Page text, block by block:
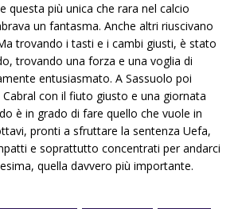
questa più unica che rara nel calcio
un fantasma. Anche altri riuscivano
trovando i tasti e i cambi giusti, è stato
trovando una forza e una voglia di
entusiasmato. A Sassuolo poi
con il fiuto giusto e una giornata
è in grado di fare quello che vuole in
pronti a sfruttare la sentenza Uefa,
e soprattutto concentrati per andarci
quella davvero più importante.